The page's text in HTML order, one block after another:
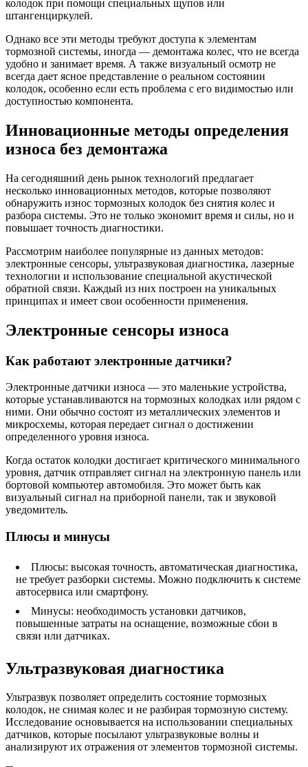
колодок при помощи специальных щупов или
штангенциркулей.
Однако все эти методы требуют доступа к элементам
тормозной системы, иногда — демонтажа колес, что не всегда
удобно и занимает время. А также визуальный осмотр не
всегда дает ясное представление о реальном состоянии
колодок, особенно если есть проблема с его видимостью или
доступностью компонента.
Инновационные методы определения
износа без демонтажа
На сегодняшний день рынок технологий предлагает
несколько инновационных методов, которые позволяют
обнаружить износ тормозных колодок без снятия колес и
разбора системы. Это не только экономит время и силы, но и
повышает точность диагностики.
Рассмотрим наиболее популярные из данных методов:
электронные сенсоры, ультразвуковая диагностика, лазерные
технологии и использование специальной акустической
обратной связи. Каждый из них построен на уникальных
принципах и имеет свои особенности применения.
Электронные сенсоры износа
Как работают электронные датчики?
Электронные датчики износа — это маленькие устройства,
которые устанавливаются на тормозных колодках или рядом с
ними. Они обычно состоят из металлических элементов и
микросхемы, которая передает сигнал о достижении
определенного уровня износа.
Когда остаток колодки достигает критического минимального
уровня, датчик отправляет сигнал на электронную панель или
бортовой компьютер автомобиля. Это может быть как
визуальный сигнал на приборной панели, так и звуковой
уведомитель.
Плюсы и минусы
Плюсы: высокая точность, автоматическая диагностика,
не требует разборки системы. Можно подключить к системе
автосервиса или смартфону.
Минусы: необходимость установки датчиков,
повышенные затраты на оснащение, возможные сбои в
связи или датчиках.
Ультразвуковая диагностика
Ультразвук позволяет определить состояние тормозных
колодок, не снимая колес и не разбирая тормозную систему.
Исследование основывается на использовании специальных
датчиков, которые посылают ультразвуковые волны и
анализируют их отражения от элементов тормозной системы.